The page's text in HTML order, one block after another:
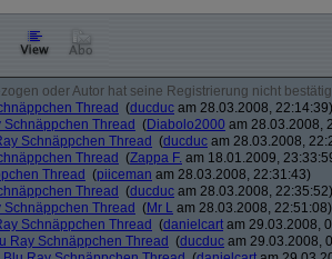
oder Autor hat seine Registrierung nicht
Thread (ducduc am 28.03.2008, 22:14:39)
Schnäppchen Thread (Diabolo2000 am 28.03.2008,
Schnäppchen Thread (ducduc am 28.03.2008,
Thread (Zappa F. am 18.01.2009,
Thread (piiceman am 28.03.2008, 22:31:43)
Thread (ducduc am 28.03.2008, 22:35:52)
Schnäppchen Thread (Mr L am 28.03.2008, 22:51:08)
Schnäppchen Thread (danielcart am 29.03.2008,
Ray Schnäppchen Thread (ducduc am 29.03.2008,